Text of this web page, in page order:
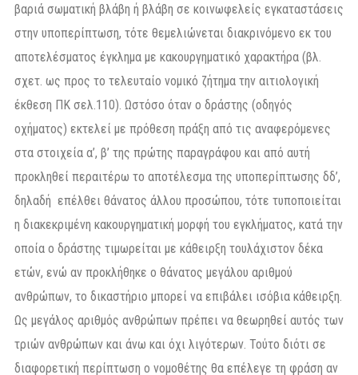
βαριά σωματική βλάβη ή βλάβη σε κοινωφελείς εγκαταστάσεις
στην υποπερίπτωση, τότε θεμελιώνεται διακρινόμενο εκ του
αποτελέσματος έγκλημα με κακουργηματικό χαρακτήρα (βλ.
σχετ. ως προς το τελευταίο νομικό ζήτημα την αιτιολογική
έκθεση ΠΚ σελ.110). Ωστόσο όταν ο δράστης (οδηγός
οχήματος) εκτελεί με πρόθεση πράξη από τις αναφερόμενες
στα στοιχεία α’, β’ της πρώτης παραγράφου και από αυτή
προκληθεί περαιτέρω το αποτέλεσμα της υποπερίπτωσης δδ’,
δηλαδή επέλθει θάνατος άλλου προσώπου, τότε τυποποιείται
η διακεκριμένη κακουργηματική μορφή του εγκλήματος, κατά την
οποία ο δράστης τιμωρείται με κάθειρξη τουλάχιστον δέκα
ετών, ενώ αν προκλήθηκε ο θάνατος μεγάλου αριθμού
ανθρώπων, το δικαστήριο μπορεί να επιβάλει ισόβια κάθειρξη.
Ως μεγάλος αριθμός ανθρώπων πρέπει να θεωρηθεί αυτός των
τριών ανθρώπων και άνω και όχι λιγότερων. Τούτο διότι σε
διαφορετική περίπτωση ο νομοθέτης θα επέλεγε τη φράση αν